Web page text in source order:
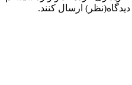
ارسال کنند.